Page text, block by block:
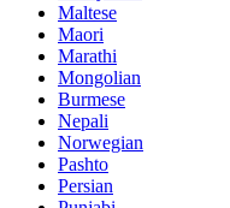
Maltese
Maori
Marathi
Mongolian
Burmese
Nepali
Norwegian
Pashto
Persian